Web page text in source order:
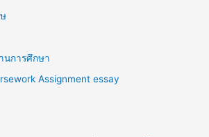
การศึกษา
Assignment essay